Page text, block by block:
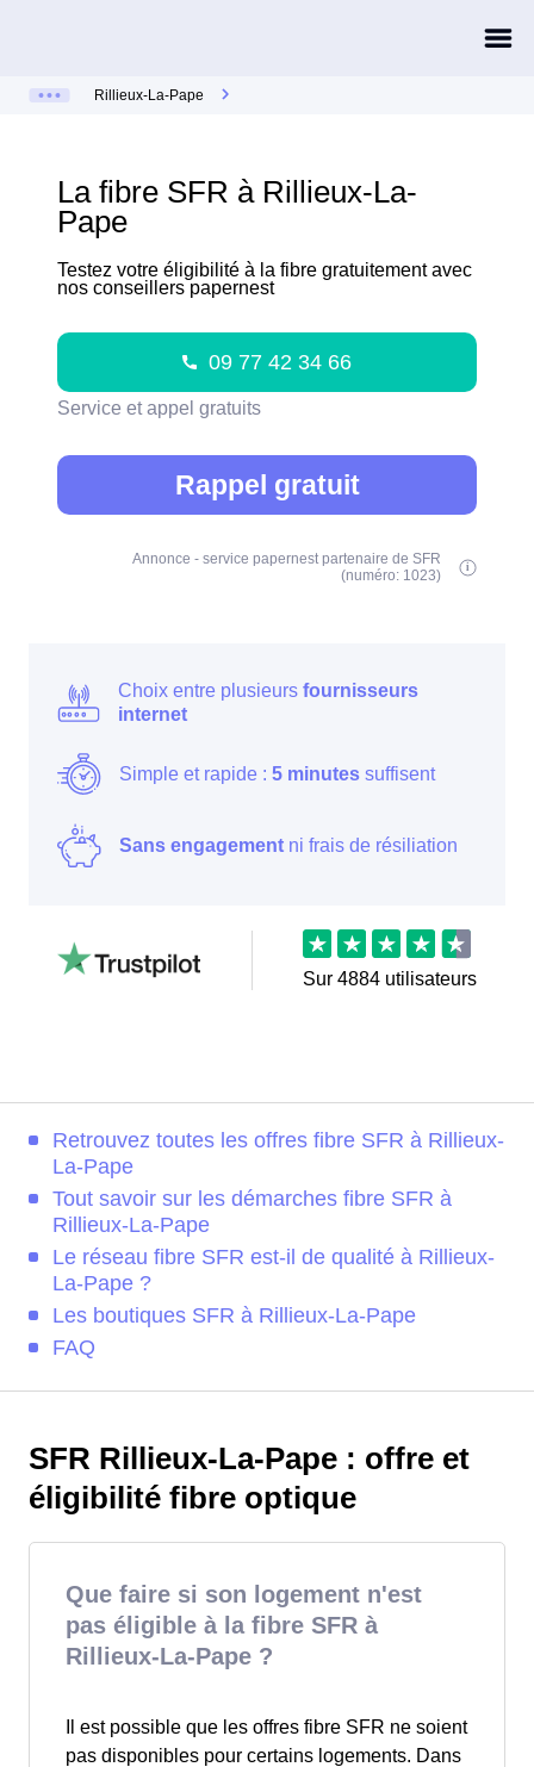
Rillieux-La-Pape
La fibre SFR à Rillieux-La-
Pape
Testez votre éligibilité à la fibre gratuitement avec
nos conseillers papernest
09 77 42 34 66
Service et appel gratuits
Rappel gratuit
Choix entre plusieurs fournisseurs
internet
Simple et rapide : 5 minutes suffisent
Sans engagement ni frais de résiliation
Sur 4884 utilisateurs
Annonce - service papernest partenaire de SFR
(numéro: 1023)
Retrouvez toutes les offres fibre SFR à Rillieux-
La-Pape
Tout savoir sur les démarches fibre SFR à
Rillieux-La-Pape
Le réseau fibre SFR est-il de qualité à Rillieux-
La-Pape ?
Les boutiques SFR à Rillieux-La-Pape
FAQ
SFR Rillieux-La-Pape : offre et
éligibilité fibre optique
Que faire si son logement n'est
pas éligible à la fibre SFR à
Rillieux-La-Pape ?
Il est possible que les offres fibre SFR ne soient
pas disponibles pour certains logements. Dans